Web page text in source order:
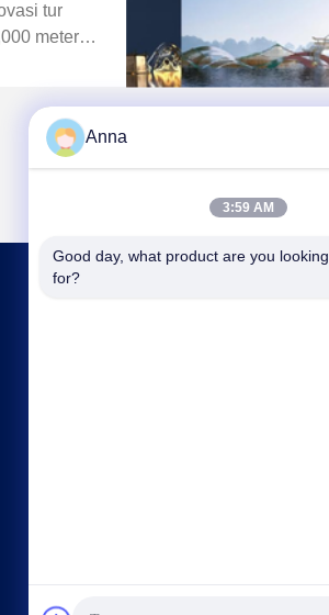
tur
meter
...
Anna
3:59 AM
Good day, what product are you looking
for?